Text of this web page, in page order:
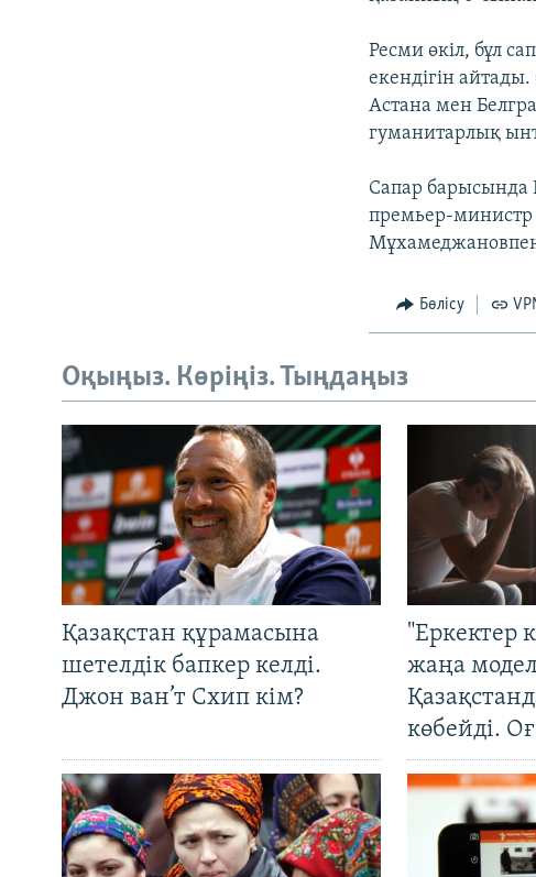
Ресми өкіл, бұл
екендігін
Астана мен
гуманитарлық
Сапар барысында
премьер-министр
Мұхамеджановпен
Бөлісу
Оқыңыз. Көріңіз. Тыңдаңыз
Қазақстан құрамасына
шетелдік бапкер келді.
Джон ван’т Схип кім?
"Еркектер
жаңа
көбейді.